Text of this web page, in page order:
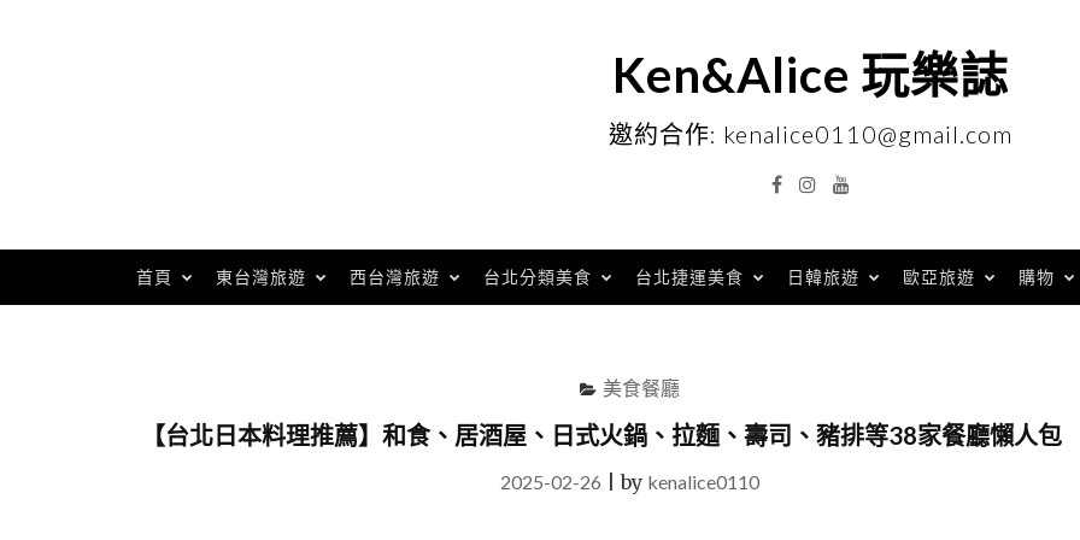
Ken&Alice 玩樂誌
邀約合作: kenalice0110@gmail.com
FacebookInstagramYouTube
首頁 東台灣旅遊 西台灣旅遊 台北分類美食 台北捷運美食 日韓旅遊 歐亞旅遊 購物
美食餐廳
【台北日本料理推薦】和食、居酒屋、日式火鍋、拉麵、壽司、豬排等38家餐廳懶人包
2025-02-26 |by kenalice0110